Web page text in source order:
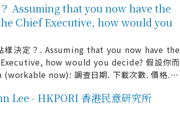
？ Assuming that you now have the
Chief Executive, how would you
樣決定？. Assuming that you now have the
how would you decide? 假設你而
now): 調查日期. 下載次數. 價格.…
Lee - HKPORI 香港民意研究所